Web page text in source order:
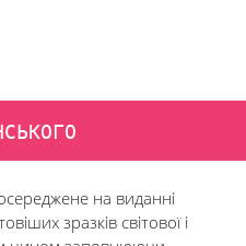
на виданні
зразків світової і